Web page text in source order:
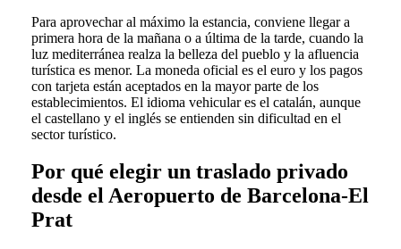
Para aprovechar al máximo la estancia, conviene llegar a
primera hora de la mañana o a última de la tarde, cuando la
luz mediterránea realza la belleza del pueblo y la afluencia
turística es menor. La moneda oficial es el euro y los pagos
con tarjeta están aceptados en la mayor parte de los
establecimientos. El idioma vehicular es el catalán, aunque
el castellano y el inglés se entienden sin dificultad en el
sector turístico.
Por qué elegir un traslado privado
desde el Aeropuerto de Barcelona-El
Prat